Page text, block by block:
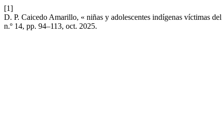
[1]
D. P. Caicedo Amarillo, « niñas y adolescentes indígenas víctimas
n.º 14, pp. 94–113, oct. 2025.